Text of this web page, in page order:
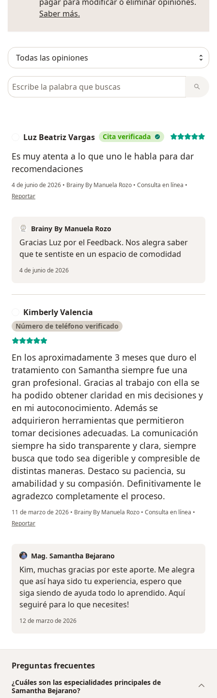
Saber más.
Busca en opiniones
Luz Beatriz Vargas Cita verificada
Es muy atenta a lo que uno le habla para dar
recomendaciones
4 de junio de 2026 • Brainy By Manuela Rozo • Consulta en línea •
en opinión del usuario Luz Beatriz Vargas
Reportar
Brainy By Manuela Rozo
Gracias Luz por el Feedback. Nos alegra saber
que te sentiste en un espacio de comodidad
4 de junio de 2026
Kimberly Valencia
Número de teléfono verificado
En los aproximadamente 3 meses que duro el
tratamiento con Samantha siempre fue una
gran profesional. Gracias al trabajo con ella se
ha podido obtener claridad en mis decisiones y
en mi autoconocimiento. Además se
adquirieron herramientas que permitieron
tomar decisiones adecuadas. La comunicación
siempre ha sido transparente y clara, siempre
busca que todo sea digerible y compresible de
distintas maneras. Destaco su paciencia, su
amabilidad y su compasión. Definitivamente le
agradezco completamente el proceso.
11 de marzo de 2026 • Brainy By Manuela Rozo • Consulta en línea •
en opinión del usuario Kimberly Valencia
Reportar
Mag. Samantha Bejarano
Kim, muchas gracias por este aporte. Me alegra
que así haya sido tu experiencia, espero que
siga siendo de ayuda todo lo aprendido. Aquí
seguiré para lo que necesites!
12 de marzo de 2026
Preguntas frecuentes
¿Cuáles son las especialidades principales de
Samantha Bejarano?